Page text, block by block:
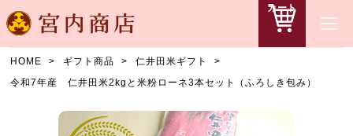
カート
HOME ギフト商品
仁井田米ギフト
令和7年産 仁井田米2kgと米粉ローネ3本セット（ふろしき包み）